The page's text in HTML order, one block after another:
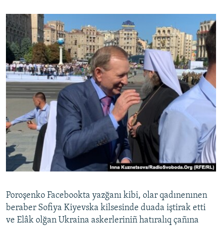
Poroşenko Facebookta yazğanı kibi, olar qadınenınen
beraber Sofiya Kiyevska kilsesinde duada iştirak etti
ve Elâk olğan Ukraina askerleriniñ hatıralıq çañına